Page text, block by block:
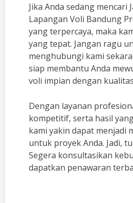
Jika Anda sedang mencari
Lapangan Voli Bandung
yang terpercaya, maka
yang tepat. Jangan ragu
menghubungi kami
siap membantu Anda
voli impian dengan
Dengan layanan
kompetitif, serta hasil
kami yakin dapat menjadi
untuk proyek Anda. Jadi,
Segera konsultasikan
dapatkan penawaran